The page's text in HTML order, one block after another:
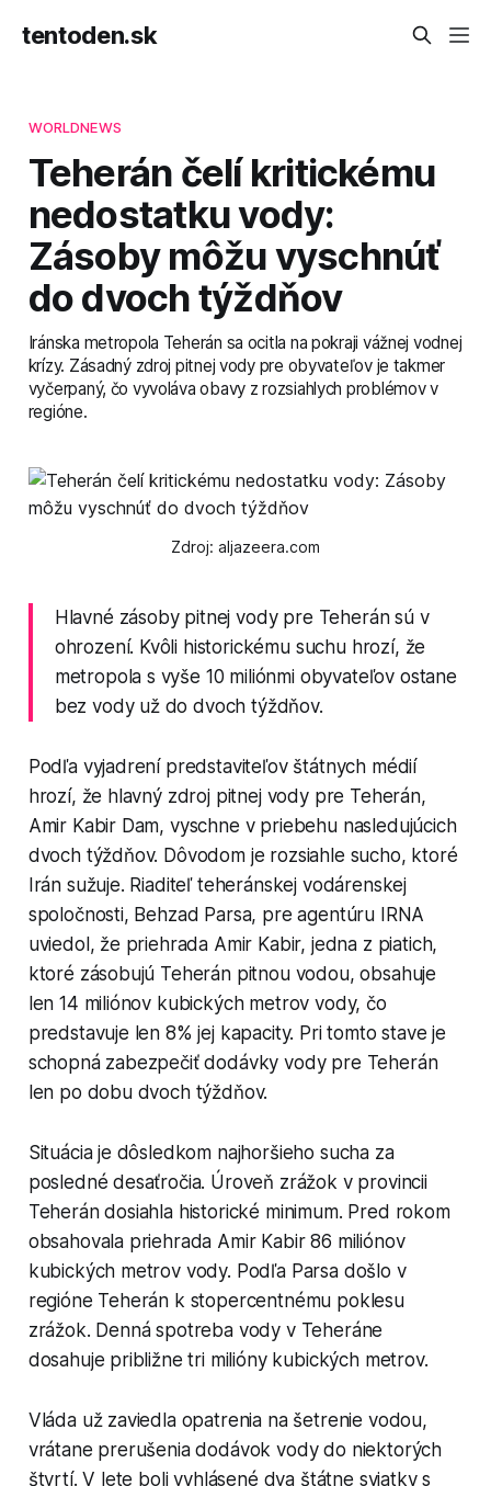
tentoden.sk
WORLDNEWS
Teherán čelí kritickému
nedostatku vody:
Zásoby môžu vyschnúť
do dvoch týždňov
Iránska metropola Teherán sa ocitla na pokraji vážnej vodnej
krízy. Zásadný zdroj pitnej vody pre obyvateľov je takmer
vyčerpaný, čo vyvoláva obavy z rozsiahlych problémov v
regióne.
Zdroj: aljazeera.com
Hlavné zásoby pitnej vody pre Teherán sú v
ohrození. Kvôli historickému suchu hrozí, že
metropola s vyše 10 miliónmi obyvateľov ostane
bez vody už do dvoch týždňov.
Podľa vyjadrení predstaviteľov štátnych médií
hrozí, že hlavný zdroj pitnej vody pre Teherán,
Amir Kabir Dam, vyschne v priebehu nasledujúcich
dvoch týždňov. Dôvodom je rozsiahle sucho, ktoré
Irán sužuje. Riaditeľ teheránskej vodárenskej
spoločnosti, Behzad Parsa, pre agentúru IRNA
uviedol, že priehrada Amir Kabir, jedna z piatich,
ktoré zásobujú Teherán pitnou vodou, obsahuje
len 14 miliónov kubických metrov vody, čo
predstavuje len 8% jej kapacity. Pri tomto stave je
schopná zabezpečiť dodávky vody pre Teherán
len po dobu dvoch týždňov.
Situácia je dôsledkom najhoršieho sucha za
posledné desaťročia. Úroveň zrážok v provincii
Teherán dosiahla historické minimum. Pred rokom
obsahovala priehrada Amir Kabir 86 miliónov
kubických metrov vody. Podľa Parsa došlo v
regióne Teherán k stopercentnému poklesu
zrážok. Denná spotreba vody v Teheráne
dosahuje približne tri milióny kubických metrov.
Vláda už zaviedla opatrenia na šetrenie vodou,
vrátane prerušenia dodávok vody do niektorých
štvrtí. V lete boli vyhlásené dva štátne sviatky s